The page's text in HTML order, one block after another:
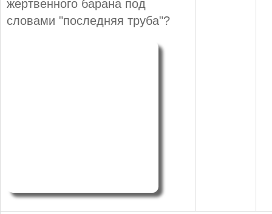
жертвенного барана под
словами "последняя труба"?